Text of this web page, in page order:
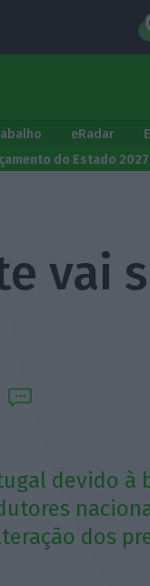
eRadar
do Estado 2027
vai
devido à
dos